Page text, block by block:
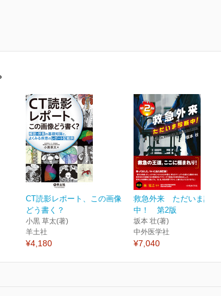
CT読影レポート、この画像
どう書く？
小黒 草太(著)
羊土社
¥4,180
救急外来 ただいま診断
中！ 第2版
坂本 壮(著)
中外医学社
¥7,040